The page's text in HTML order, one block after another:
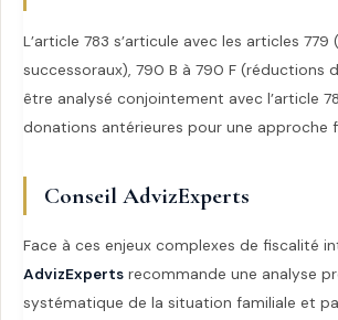
L’article 783 s’articule avec les articles
successoraux), 790 B à 790 F (réductions
être analysé conjointement avec l’article
donations antérieures pour une approche
Conseil AdvizExperts
Face à ces enjeux complexes de fiscalité
AdvizExperts recommande une analyse
systématique de la situation familiale et